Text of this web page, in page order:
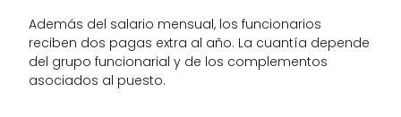
Además del salario mensual, los funcionarios
reciben dos pagas extra al año. La cuantía depende
del grupo funcionarial y de los complementos
asociados al puesto.